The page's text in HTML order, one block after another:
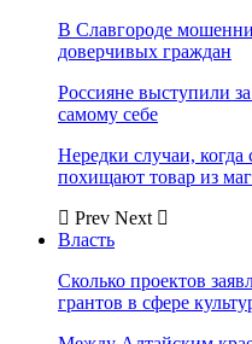
В Славгороде
доверчивых граждан
Россияне выступили
самому себе
Нередки случаи, когда
похищают товар из
Prev Next
Власть
Сколько проектов
грантов в сфере